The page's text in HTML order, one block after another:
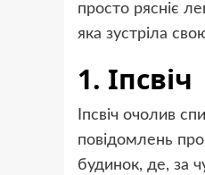
просто рясніє
яка зустріла
1. Іпсвіч
Іпсвіч очолив
повідомлень
будинок, де, за